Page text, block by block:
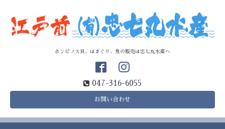
ホンビノス貝、はまぐり、魚の販売は忠七丸水産へ
047-316-6055
お問い合わせ